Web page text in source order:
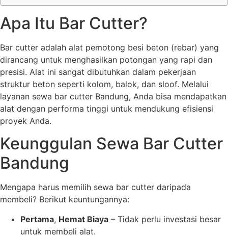
Apa Itu Bar Cutter?
Bar cutter adalah alat pemotong besi beton (rebar) yang
dirancang untuk menghasilkan potongan yang rapi dan
presisi. Alat ini sangat dibutuhkan dalam pekerjaan
struktur beton seperti kolom, balok, dan sloof. Melalui
layanan sewa bar cutter Bandung, Anda bisa mendapatkan
alat dengan performa tinggi untuk mendukung efisiensi
proyek Anda.
Keunggulan Sewa Bar Cutter
Bandung
Mengapa harus memilih sewa bar cutter daripada
membeli? Berikut keuntungannya:
Pertama, Hemat Biaya – Tidak perlu investasi besar
untuk membeli alat.